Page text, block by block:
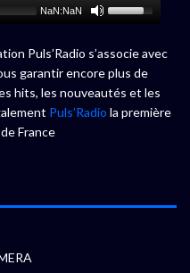
NaN:NaN
Puls’Radio s’associe avec
garantir encore plus de
hits, les nouveautés et les
Puls’Radio la première
France